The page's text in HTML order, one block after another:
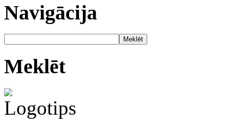
Navigācija
Meklēt
Meklēt